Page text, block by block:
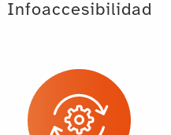
Infoaccesibilidad